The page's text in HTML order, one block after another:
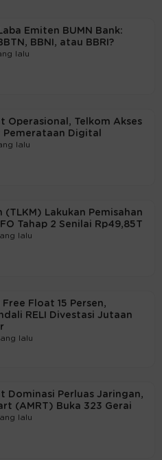
Emiten BUMN Bank:
BBNI, atau BBRI?
lalu
Operasional, Telkom Akses
Pemerataan Digital
lalu
(TLKM) Lakukan Pemisahan
Tahap 2 Senilai Rp49,85T
lalu
Free Float 15 Persen,
RELI Divestasi Jutaan
lalu
Dominasi Perluas Jaringan,
(AMRT) Buka 323 Gerai
lalu